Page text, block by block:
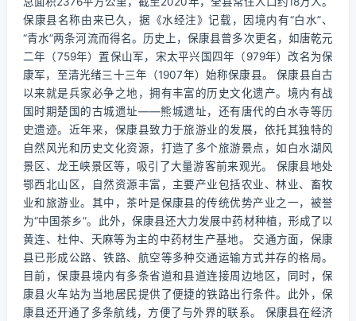
保康县名称由来已久，据《水经注》记载，因境内有“白水”、
“青水”两条河流而得名。历史上，保康县曾多次更名，如唐乾元
二年（759年）置保山军，宋太平兴国四年（979年）改名为保
康军，至清光绪三十三年（1907年）始称保康县。 保康县自古
以来就是兵家必争之地，拥有丰富的历史文化遗产。境内有战
国时期楚国的古城遗址——熊城遗址，还有唐代的白水寺等历
史遗迹。近年来，保康县致力于旅游业的发展，依托其独特的
自然风光和历史文化资源，打造了多个旅游景点，如白水湖风
景区、龙王峡景区等，吸引了大量游客前来观光。 保康县地处
鄂西北山区，自然资源丰富，主要产业包括农业、林业、畜牧
业和旅游业。其中，茶叶是保康县的传统优势产业之一，被誉
为“中国茶乡”。此外，保康县还大力发展中药材种植，形成了以
黄连、杜仲、天麻等为主的中药材生产基地。 交通方面，保康
县已形成公路、铁路、航空等多种交通运输方式并存的格局。
目前，保康县境内有多条省道和县道连接周边地区，同时，保
康县火车站为当地居民提供了便捷的铁路出行条件。此外，保
康县还开通了多条航线，方便了与外界的联系。 保康县在经济